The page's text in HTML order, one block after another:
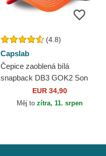
(4.8)
Capslab
Čepice zaoblená bílá
snapback DB3 GOK2 Son
Goku Dragon Ball Capslab
EUR 34,90
Měj to zítra, 11. srpen